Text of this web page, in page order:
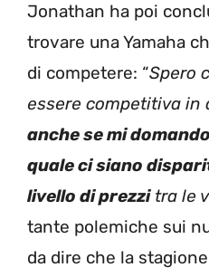
Jonathan ha poi
trovare una Yamaha
di competere: “Spero
essere competitiva in
anche se mi
quale ci siano
livello di prezzitra le
tante polemiche sui
da dire che la